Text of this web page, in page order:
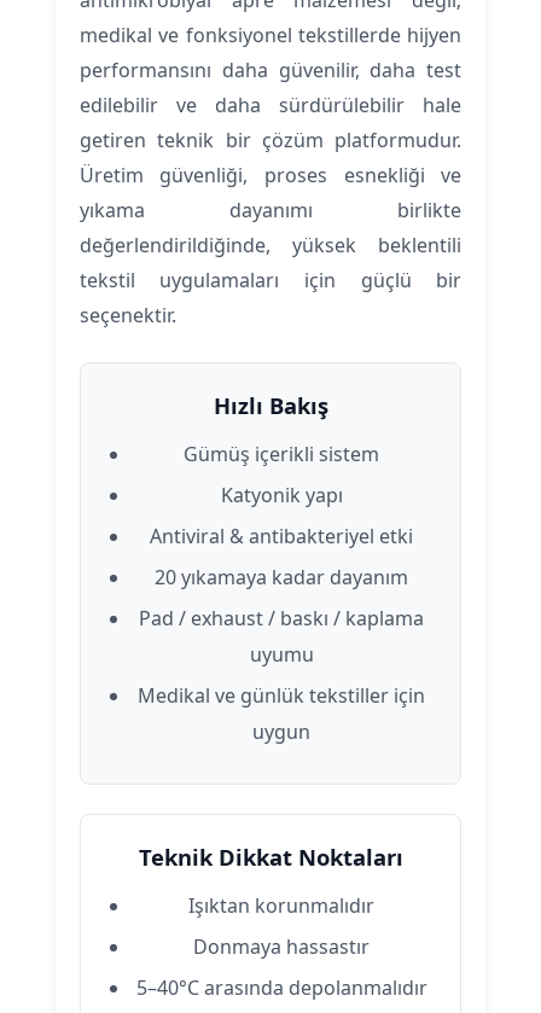
medikal ve fonksiyonel tekstillerde hijyen
performansını daha güvenilir, daha test
edilebilir ve daha sürdürülebilir hale
getiren teknik bir çözüm platformudur.
Üretim güvenliği, proses esnekliği ve
yıkama dayanımı birlikte
değerlendirildiğinde, yüksek beklentili
tekstil uygulamaları için güçlü bir
seçenektir.
Hızlı Bakış
Gümüş içerikli sistem
Katyonik yapı
Antiviral & antibakteriyel etki
20 yıkamaya kadar dayanım
Pad / exhaust / baskı / kaplama
uyumu
Medikal ve günlük tekstiller için
uygun
Teknik Dikkat Noktaları
Işıktan korunmalıdır
Donmaya hassastır
5–40°C arasında depolanmalıdır